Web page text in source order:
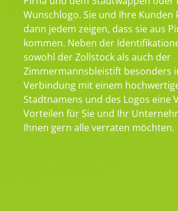
Wunschlogo. Sie und Ihre Kunden
dann jedem zeigen, dass sie aus
kommen. Neben der
sowohl der Zollstock als auch der
Zimmermannsbleistift besonders
Verbindung mit einem
Stadtnamens und des Logos eine
Vorteilen für Sie und Ihr
Ihnen gern alle verraten möchten.